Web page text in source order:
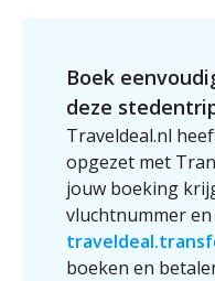
Boek
deze
Traveldeal.nl
opgezet met
jouw boeking
vluchtnummer en
boeken en